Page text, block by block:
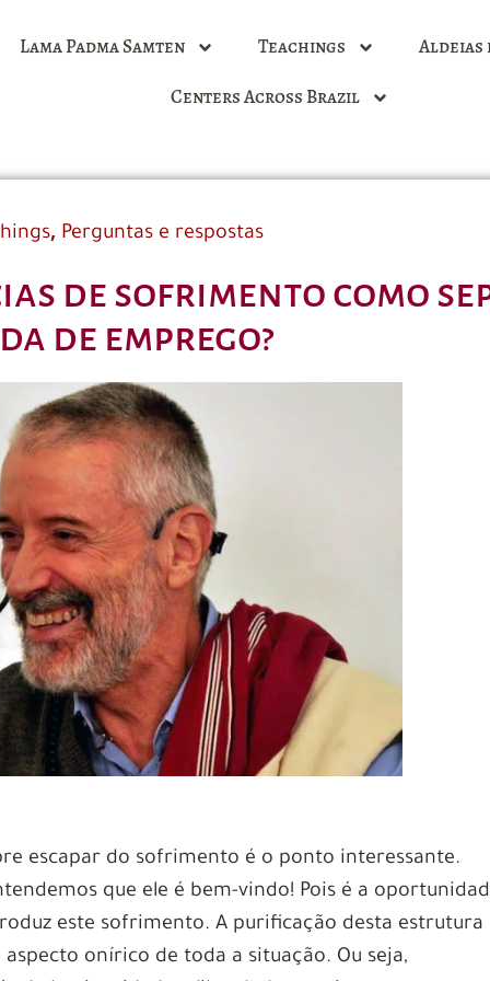
Lama Padma Samten Teachings
Aldeias
Centers Across Brazil
, Perguntas e respostas
de sofrimento como
de emprego?
escapar do sofrimento é o ponto interessante.
que ele é bem-vindo! Pois é a
este sofrimento. A purificação desta estrutura
onírico de toda a situação. Ou seja,